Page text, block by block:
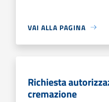
VAI ALLA PAGINA
Richiesta
cremazione